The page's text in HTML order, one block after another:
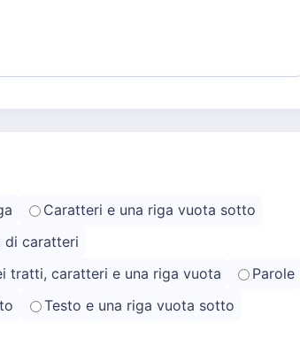
Caratteri e una riga vuota sotto
di caratteri
tratti, caratteri e una riga vuota
Parole
Testo e una riga vuota sotto